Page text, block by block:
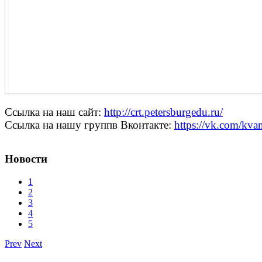
Ссылка на наш сайт: http://crt.petersburgedu.ru/
Ссылка на нашу группв Вконтакте: https://vk.com/
Новости
1
2
3
4
5
Prev Next